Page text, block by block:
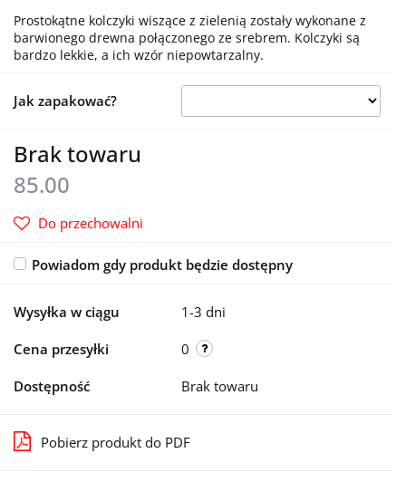
Prostokątne kolczyki wiszące z zielenią zostały wykonane z
barwionego drewna połączonego ze srebrem. Kolczyki są
bardzo lekkie, a ich wzór niepowtarzalny.
Jak zapakować?
Brak towaru
85.00
Do przechowalni
Powiadom gdy produkt będzie dostępny
Wysyłka w ciągu 1-3 dni
Cena przesyłki 0
Dostępność Brak towaru
Pobierz produkt do PDF